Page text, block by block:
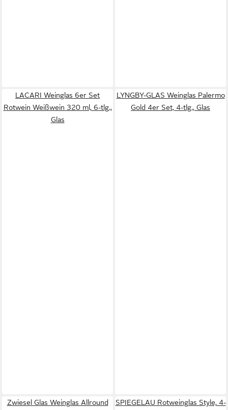
LACARI Weinglas 6er Set
Rotwein Weißwein 320 ml, 6-tlg.,
Glas
LYNGBY-GLAS Weinglas Palermo
Gold 4er Set, 4-tlg., Glas
Zwiesel Glas Weinglas Allround
SPIEGELAU Rotweinglas Style, 4-